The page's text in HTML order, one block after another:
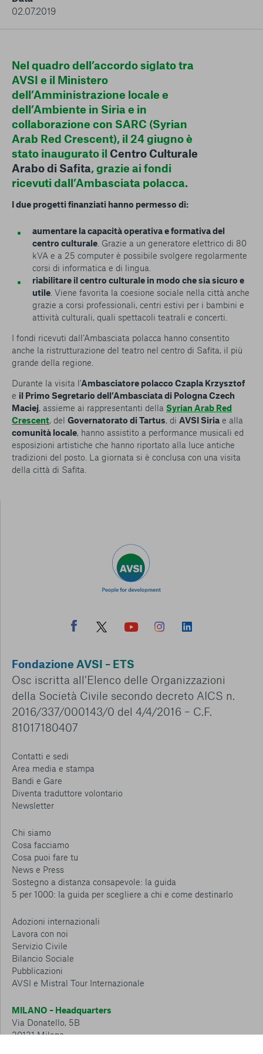
conto del fatto che il blocco di alcuni cookie può
condizionare l’esperienza sulla Piattaforma e il suo
funzionamento. Premendo “Conferma le mie scelte”, la
equivarrà a rifiutare tutti i cookie. Per ulteriori informazioni, è
possibile consultare la nostra
Cookie strettamente necessari
Cookie di analisi
Cookies di marketing
02.07.2019
Nel quadro dell’accordo siglato tra
AVSI e il Ministero
dell’Amministrazione locale e
dell’Ambiente in Siria e in
collaborazione con SARC (Syrian
Arab Red Crescent), il 24 giugno è
stato inaugurato il Centro Culturale
Arabo di Safita, grazie ai fondi
ricevuti dall’Ambasciata polacca.
I due progetti finanziati hanno permesso di:
aumentare la capacità operativa e formativa del
centro culturale . Grazie a un generatore elettrico di 80
kVA e a 25 computer è possibile svolgere regolarmente
corsi di informatica e di lingua.
riabilitare il centro culturale in modo che sia sicuro e
utile . Viene favorita la coesione sociale nella città anche
grazie a corsi professionali, centri estivi per i bambini e
attività culturali, quali spettacoli teatrali e concerti.
I fondi ricevuti dall’Ambasciata polacca hanno consentito
anche la ristrutturazione del teatro nel centro di Safita, il più
grande della regione.
Durante la visita l'Ambasciatore polacco Czapla Krzysztof
e il Primo Segretario dell’Ambasciata di Pologna Czech
Maciej, assieme ai rappresentanti della Syrian Arab Red
Crescent, del Governatorato di Tartus, di AVSI Siria e alla
comunità locale, hanno assistito a performance musicali ed
esposizioni artistiche che hanno riportato alla luce antiche
tradizioni del posto. La giornata si è conclusa con una visita
della città di Safita.
Fondazione AVSI – ETS
Osc iscritta all’Elenco delle Organizzazioni
della Società Civile secondo decreto AICS n.
2016/337/000143/0 del 4/4/2016 – C.F.
81017180407
Contatti e sedi
Area media e stampa
Bandi e Gare
Diventa traduttore volontario
Newsletter
Chi siamo
Cosa facciamo
Cosa puoi fare tu
News e Press
Sostegno a distanza consapevole: la guida
5 per 1000: la guida per scegliere a chi e come destinarlo
Adozioni internazionali
Lavora con noi
Servizio Civile
Bilancio Sociale
Pubblicazioni
AVSI e Mistral Tour Internazionale
MILANO – Headquarters
Via Donatello, 5B
20131 Milano